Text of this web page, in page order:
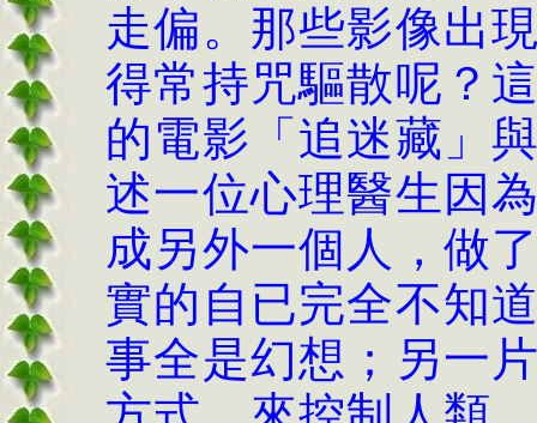
走偏。那些影像出
得常持咒驅散呢？
的電影「追迷藏」
述一位心理醫生因
成另外一個人，做
實的自已完全不知
事全是幻想；另一